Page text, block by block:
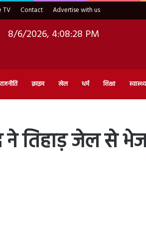
TV Contact Advertise with us
8/6/2026, 4:08:29 PM
राजनीति क्राइम खेल धर्म शिक्षा स्वास्थ्य
तिहाड़ जेल से